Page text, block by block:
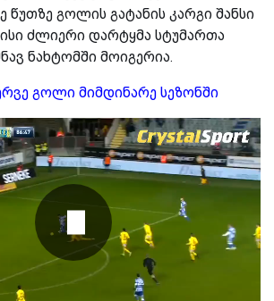
წუთზე გოლის გატანის კარგი შანსი
ძლიერი დარტყმა სტუმართა
ნახტომში მოიგერია.
გოლი მიმდინარე სეზონში